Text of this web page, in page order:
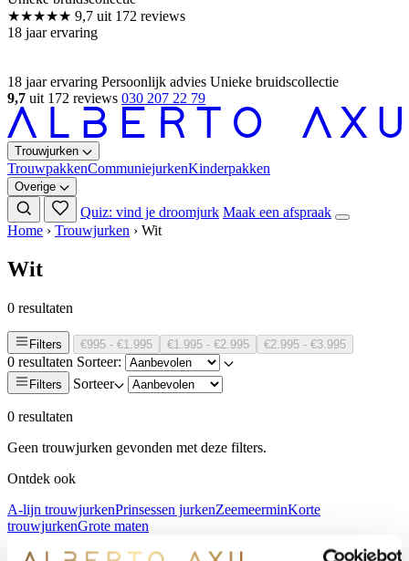
★★★★★ 9,7 uit 172 reviews
18 jaar ervaring
18 jaar ervaring Persoonlijk advies Unieke bruidscollectie
9,7 uit 172 reviews 030 207 22 79
Trouwjurken
TrouwpakkenCommuniejurkenKinderpakken
Overige
Quiz: vind je droomjurk Maak een afspraak
Home › Trouwjurken › Wit
Wit
0 resultaten
Filters €995 - €1.995 €1.995 - €2.995 €2.995 - €3.995
0 resultaten Sorteer:
Filters Sorteer
0 resultaten
Geen trouwjurken gevonden met deze filters.
Ontdek ook
A-lijn trouwjurkenPrinsessen jurkenZeemeerminKorte
trouwjurkenGrote maten